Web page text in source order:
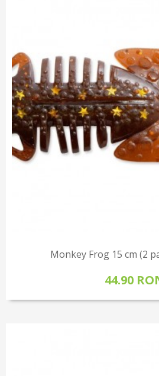
Monkey Frog 15 cm (2
44.90